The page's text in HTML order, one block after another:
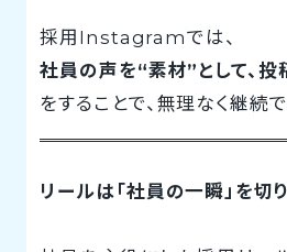
採用Instagramでは、
社員の声を“素材”として、
をすることで、無理なく継続で
リールは「社員の一瞬」を切